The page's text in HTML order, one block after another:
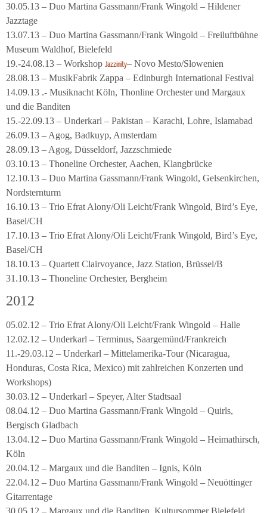
30.05.13 – Duo Martina Gassmann/Frank Wingold – Hildener
Jazztage
13.07.13 – Duo Martina Gassmann/Frank Wingold – Freiluftbühne
Museum Waldhof, Bielefeld
19.-24.08.13 – Workshop Jazzinity– Novo Mesto/Slowenien
28.08.13 – MusikFabrik Zappa – Edinburgh International Festival
14.09.13 .- Musiknacht Köln, Thonline Orchester und Margaux
und die Banditen
15.-22.09.13 – Underkarl – Pakistan – Karachi, Lohre, Islamabad
26.09.13 – Agog, Badkuyp, Amsterdam
28.09.13 – Agog, Düsseldorf, Jazzschmiede
03.10.13 – Thoneline Orchester, Aachen, Klangbrücke
12.10.13 – Duo Martina Gassmann/Frank Wingold, Gelsenkirchen,
Nordsternturm
16.10.13 – Trio Efrat Alony/Oli Leicht/Frank Wingold, Bird’s Eye,
Basel/CH
17.10.13 – Trio Efrat Alony/Oli Leicht/Frank Wingold, Bird’s Eye,
Basel/CH
18.10.13 – Quartett Clairvoyance, Jazz Station, Brüssel/B
31.10.13 – Thoneline Orchester, Bergheim
2012
05.02.12 – Trio Efrat Alony/Oli Leicht/Frank Wingold – Halle
12.02.12 – Underkarl – Terminus, Saargemünd/Frankreich
11.-29.03.12 – Underkarl – Mittelamerika-Tour (Nicaragua,
Honduras, Costa Rica, Mexico) mit zahlreichen Konzerten und
Workshops)
30.03.12 – Underkarl – Speyer, Alter Stadtsaal
08.04.12 – Duo Martina Gassmann/Frank Wingold – Quirls,
Bergisch Gladbach
13.04.12 – Duo Martina Gassmann/Frank Wingold – Heimathirsch,
Köln
20.04.12 – Margaux und die Banditen – Ignis, Köln
22.04.12 – Duo Martina Gassmann/Frank Wingold – Neuöttinger
Gitarrentage
30.05.12 – Margaux und die Banditen, Kultursommer Bielefeld